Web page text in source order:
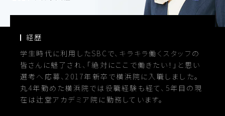
キャリアについて
100人インタビュー
研修制度
選考ステップ
よくある質問
募集要項
経歴
学生時代に利用したSBCで、キラキラ働くスタッフの
皆さんに魅了され、「絶対にここで働きたい！」と思い
選考へ応募、2017年新卒で横浜院に入職しました。
丸4年勤めた横浜院では役職経験も経て、5年目の現
在は辻堂アカデミア院に勤務しています。